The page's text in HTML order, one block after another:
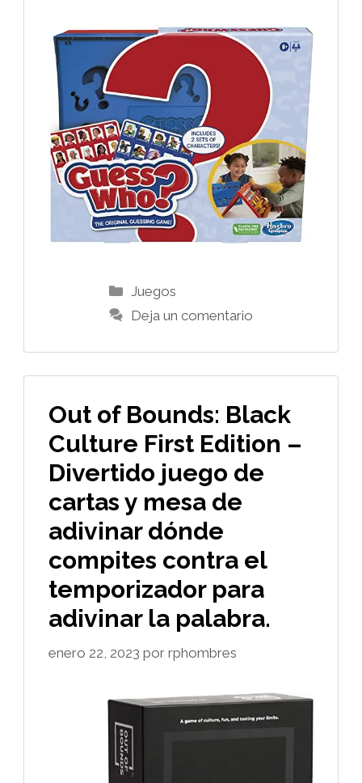
Categorías
Juegos
Deja un comentario
Out of Bounds: Black
Culture First Edition –
Divertido juego de
cartas y mesa de
adivinar dónde
compites contra el
temporizador para
adivinar la palabra.
enero 22, 2023 por rphombres